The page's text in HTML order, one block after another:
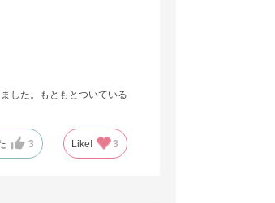
した。もともとついている
3 Like! 3